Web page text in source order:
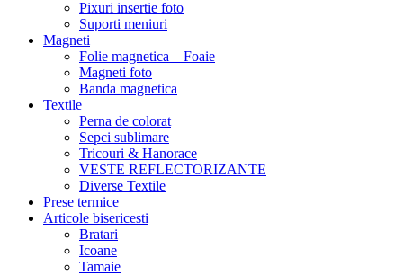
Pixuri insertie foto
Suporti meniuri
Magneti
Folie magnetica – Foaie
Magneti foto
Banda magnetica
Textile
Perna de colorat
Sepci sublimare
Tricouri & Hanorace
VESTE REFLECTORIZANTE
Diverse Textile
Prese termice
Articole bisericesti
Bratari
Icoane
Tamaie